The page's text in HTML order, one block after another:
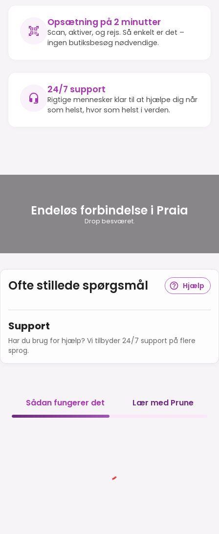
Opsætning på 2 minutter
Scan, aktiver, og rejs. Så enkelt er det –
ingen butiksbesøg nødvendige.
24/7 support
Rigtige mennesker klar til at hjælpe dig når
som helst, hvor som helst i verden.
Endeløs forbindelse i Praia
Drop besværet.
Ofte stillede spørgsmål Hjælp
Support
Har du brug for hjælp? Vi tilbyder 24/7 support på flere
sprog.
Sådan fungerer det Lær med Prune